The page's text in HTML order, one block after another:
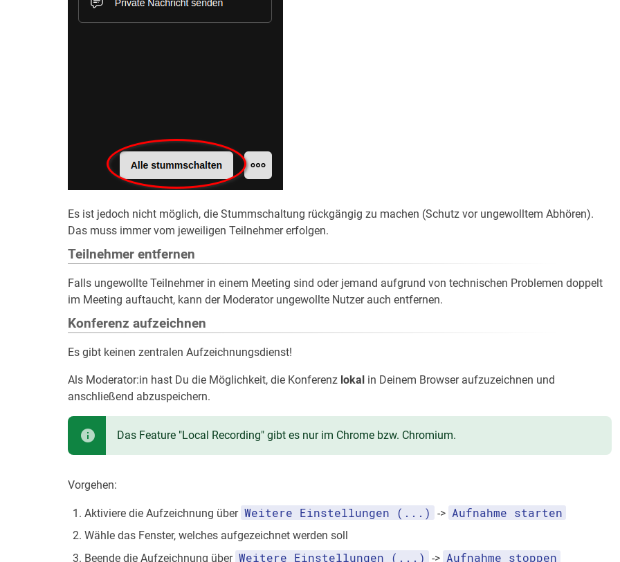
Es ist jedoch nicht möglich, die Stummschaltung rückgängig zu machen (Schutz vor ungewolltem Abhören).
Das muss immer vom jeweiligen Teilnehmer erfolgen.
Teilnehmer entfernen
Falls ungewollte Teilnehmer in einem Meeting sind oder jemand aufgrund von technischen Problemen doppelt
im Meeting auftaucht, kann der Moderator ungewollte Nutzer auch entfernen.
Konferenz aufzeichnen
Es gibt keinen zentralen Aufzeichnungsdienst!
Als Moderator:in hast Du die Möglichkeit, die Konferenz lokal in Deinem Browser aufzuzeichnen und
anschließend abzuspeichern.
Das Feature "Local Recording" gibt es nur im Chrome bzw. Chromium.
Vorgehen:
Aktiviere die Aufzeichnung über Weitere Einstellungen (...) -> Aufnahme starten
Wähle das Fenster, welches aufgezeichnet werden soll
Beende die Aufzeichnung über Weitere Einstellungen (...) -> Aufnahme stoppen